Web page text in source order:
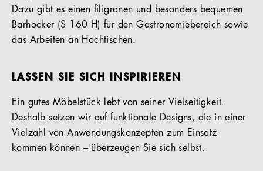
Dazu gibt es einen filigranen und besonders bequemen
Barhocker (S 160 H) für den Gastronomiebereich sowie
das Arbeiten an Hochtischen.
LASSEN SIE SICH INSPIRIEREN
Ein gutes Möbelstück lebt von seiner Vielseitigkeit.
Deshalb setzen wir auf funktionale Designs, die in einer
Vielzahl von Anwendungskonzepten zum Einsatz
kommen können – überzeugen Sie sich selbst.